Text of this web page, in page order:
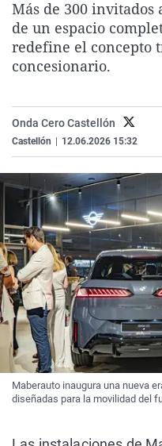
Más de 300 invitados
de un espacio
redefine el concepto
concesionario.
Onda Cero Castellón
Castellón 12.06.2026 15:32
Maberauto inaugura una nueva
diseñadas para la movilidad del